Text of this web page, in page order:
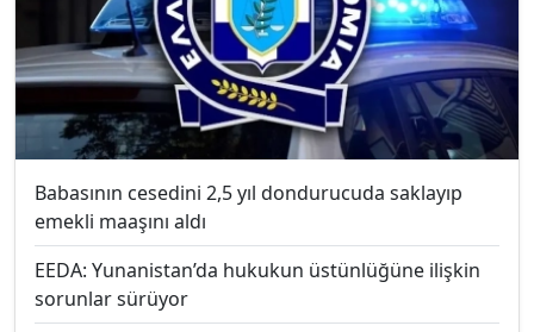
Babasının cesedini 2,5 yıl dondurucuda saklayıp
emekli maaşını aldı
EEDA: Yunanistan’da hukukun üstünlüğüne ilişkin
sorunlar sürüyor